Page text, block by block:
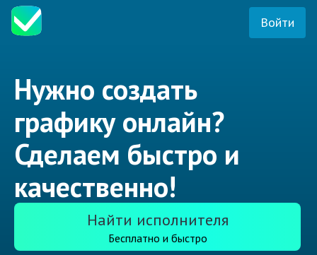
Войти
Нужно создать
графику онлайн?
Сделаем быстро и
качественно!
Найти исполнителя
Бесплатно и быстро